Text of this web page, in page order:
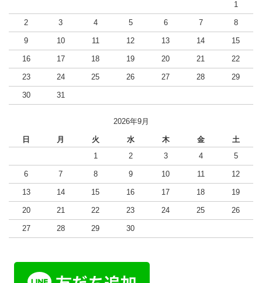
1
2 3 4 5 6 7 8
9 10 11 12 13 14 15
16 17 18 19 20 21 22
23 24 25 26 27 28 29
30 31
2026年9月
日 月 火 水 木 金
土
1
2 3 4 5
6 7 8 9 10 11 12
13 14 15 16 17 18 19
20 21 22 23 24 25 26
27 28 29 30